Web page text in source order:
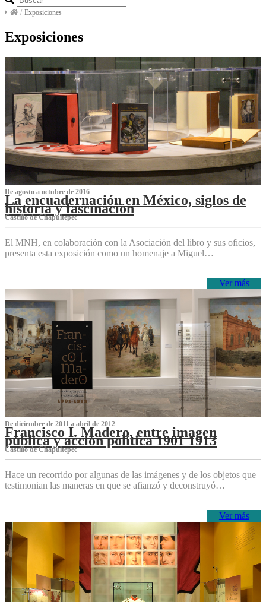
/ Exposiciones
Exposiciones
De agosto a octubre de 2016
La encuadernación en México, siglos de
historia y fascinación
Castillo de Chapultepec
El MNH, en colaboración con la Asociación del libro y sus oficios,
presenta esta exposición como un homenaje a Miguel…
Ver más
De diciembre de 2011 a abril de 2012
Francisco I. Madero, entre imagen
pública y acción política 1901 1913
Castillo de Chapultepec
Hace un recorrido por algunas de las imágenes y de los objetos que
testimonian las maneras en que se afianzó y deconstruyó…
Ver más